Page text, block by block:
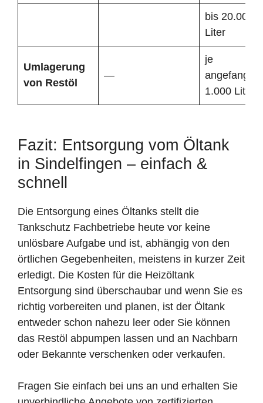
bis 20.000
Liter
Umlagerung
von Restöl
—
je
1.000 Liter
Fazit: Entsorgung vom Öltank
in Sindelfingen – einfach &
schnell
Die Entsorgung eines Öltanks stellt die
Tankschutz Fachbetriebe heute vor keine
unlösbare Aufgabe und ist, abhängig von den
örtlichen Gegebenheiten, meistens in kurzer Zeit
erledigt. Die Kosten für die Heizöltank
Entsorgung sind überschaubar und wenn Sie es
richtig vorbereiten und planen, ist der Öltank
entweder schon nahezu leer oder Sie können
das Restöl abpumpen lassen und an Nachbarn
oder Bekannte verschenken oder verkaufen.
Fragen Sie einfach bei uns an und erhalten Sie